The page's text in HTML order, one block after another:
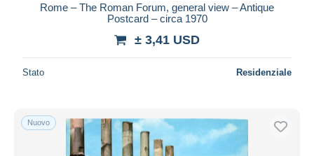
Rome – The Roman Forum, general view – Antique
Postcard – circa 1970
± 3,41 USD
Stato Residenziale
Nuovo